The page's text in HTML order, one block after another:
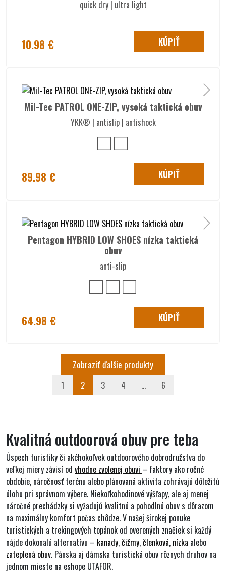
quick dry | ultra light
10.98 € KÚPIŤ
Mil-Tec PATROL ONE-ZIP, vysoká taktická obuv
YKK® | antislip | antishock
89.98 € KÚPIŤ
Pentagon HYBRID LOW SHOES nízka taktická
obuv
anti-slip
64.98 € KÚPIŤ
Zobraziť ďalšie produkty
1 2 3 4 ... 6
Kvalitná outdoorová obuv pre teba
Úspech turistiky či akéhokoľvek outdoorového dobrodružstva do
veľkej miery závisí od vhodne zvolenej obuvi – faktory ako ročné
obdobie, náročnosť terénu alebo plánovaná aktivita zohrávajú dôležitú
úlohu pri správnom výbere. Niekoľkohodinové výšľapy, ale aj menej
náročné prechádzky si vyžadujú kvalitnú a pohodlnú obuvs dôrazom
na maximálny komfort počas chôdze. V našej širokej ponuke
turistických a trekingových topánok od overených značieksi každý
nájde dokonalú alternatívu – kanady,čižmy,členková, nízka alebo
zateplená obuv. Pánska aj dámska turistická obuv rôznych druhov na
jednom mieste na eshope UTAFOR.